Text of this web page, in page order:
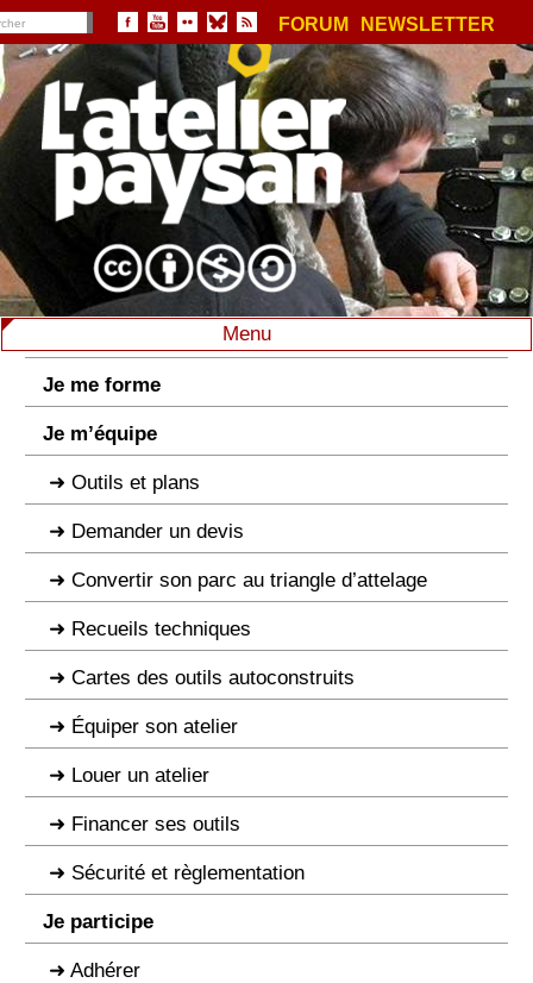
FORUM NEWSLETTER
Menu
Je me forme
Je m’équipe
Outils et plans
Demander un devis
Convertir son parc au triangle d’attelage
Recueils techniques
Cartes des outils autoconstruits
Équiper son atelier
Louer un atelier
Financer ses outils
Sécurité et règlementation
Je participe
Adhérer